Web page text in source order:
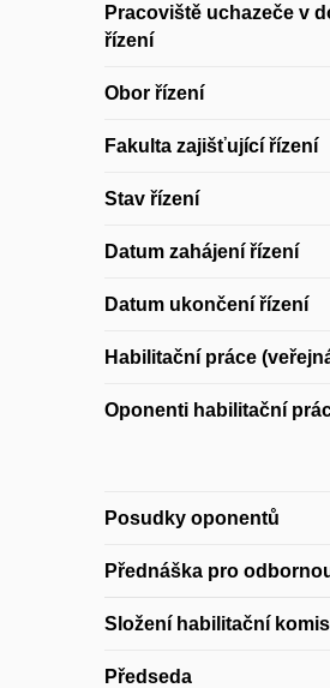
Pracoviště uchazeče v
řízení
Obor řízení
Fakulta zajišťující řízení
Stav řízení
Datum zahájení řízení
Datum ukončení řízení
Habilitační práce
Oponenti habilitační
Posudky oponentů
Přednáška pro
Složení habilitační
Předseda